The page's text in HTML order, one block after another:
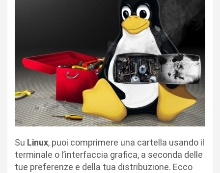
Su Linux, puoi comprimere una cartella usando il
terminale o l’interfaccia grafica, a seconda delle
tue preferenze e della tua distribuzione. Ecco